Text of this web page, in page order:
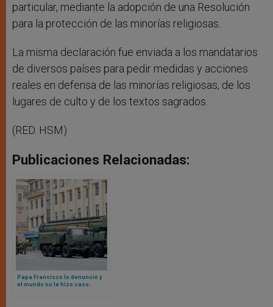
particular, mediante la adopción de una Resolución
para la protección de las minorías religiosas.
La misma declaración fue enviada a los mandatarios
de diversos países para pedir medidas y acciones
reales en defensa de las minorías religiosas, de los
lugares de culto y de los textos sagrados.
(RED. HSM)
Publicaciones Relacionadas:
Papa Francisco lo denunció y
el mundo no le hizo caso: